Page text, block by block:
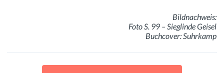
Bildnachweis:
Foto S. 99 – Sieglinde Geisel
Buchcover: Suhrkamp